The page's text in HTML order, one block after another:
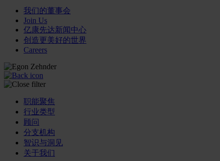
我们的董事会
Join Us
亿康先达新闻中心
创造更美好的世界
Careers
职能聚焦
行业类型
顾问
分支机构
智识与洞见
关于我们